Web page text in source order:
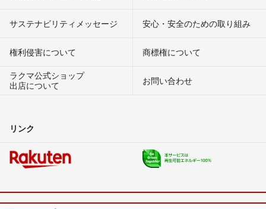
サステナビリティメッセージ 安心・安全のための取り組み
権利侵害について
商標権について
ラクマ公式ショップ
出店について
お問い合わせ
リンク